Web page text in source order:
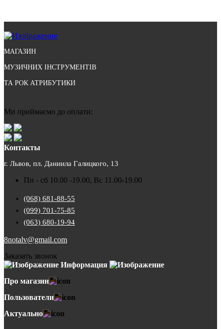
МАГАЗИН
МУЗИЧНИХ ІНСТРУМЕНТІВ
ТА РОК АТРИБУТИКИ
Ми приймаємо до оплати:
Контакты
г. Львов, пл. Даниила Галицкого, 13
Пн - сб 10.00 -19.00, Вс 11.00-19.00
(068) 681-88-55
(099) 701-75-85
(063) 680-19-94
8notalv@gmail.com
Заказать звонок
Информация
Про магазин
Пользователи
Актуально